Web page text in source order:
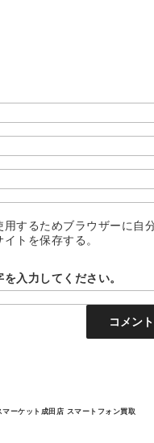
するためブラウザーに自
トを保存する。
を入力してください。
マーケット成田店 スマートフォン買取